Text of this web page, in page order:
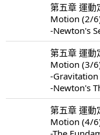
第五章 運動
Motion (2/
-Newton's
第五章 運動
Motion (3/
-
-Newton's
第五章 運動
Motion (4/